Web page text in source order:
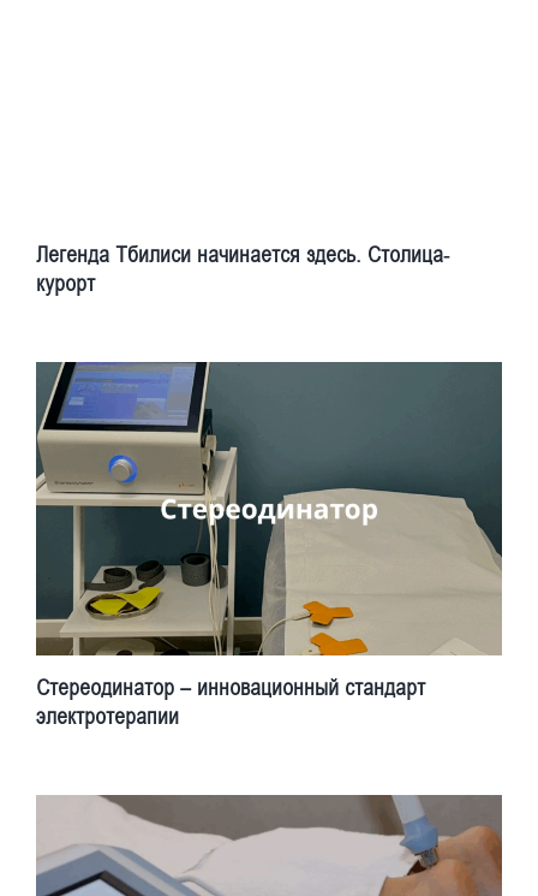
Легенда Тбилиси начинается здесь. Cтолица-
курорт
Стереодинатор – инновационный стандарт
электротерапии